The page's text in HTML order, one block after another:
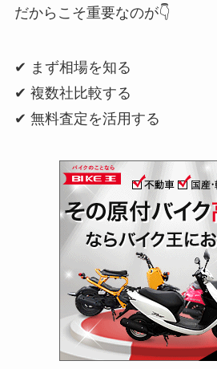
だからこそ重要なのが👇
✔ まず相場を知る
✔ 複数社比較する
✔ 無料査定を活用する